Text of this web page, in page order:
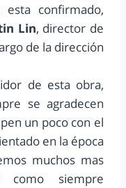
confirmado,
Lin, director de
de la dirección
de esta obra,
se agradecen
un poco con el
en la época
muchos mas
siempre